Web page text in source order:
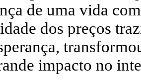
de uma vida
dos preços
impacto no